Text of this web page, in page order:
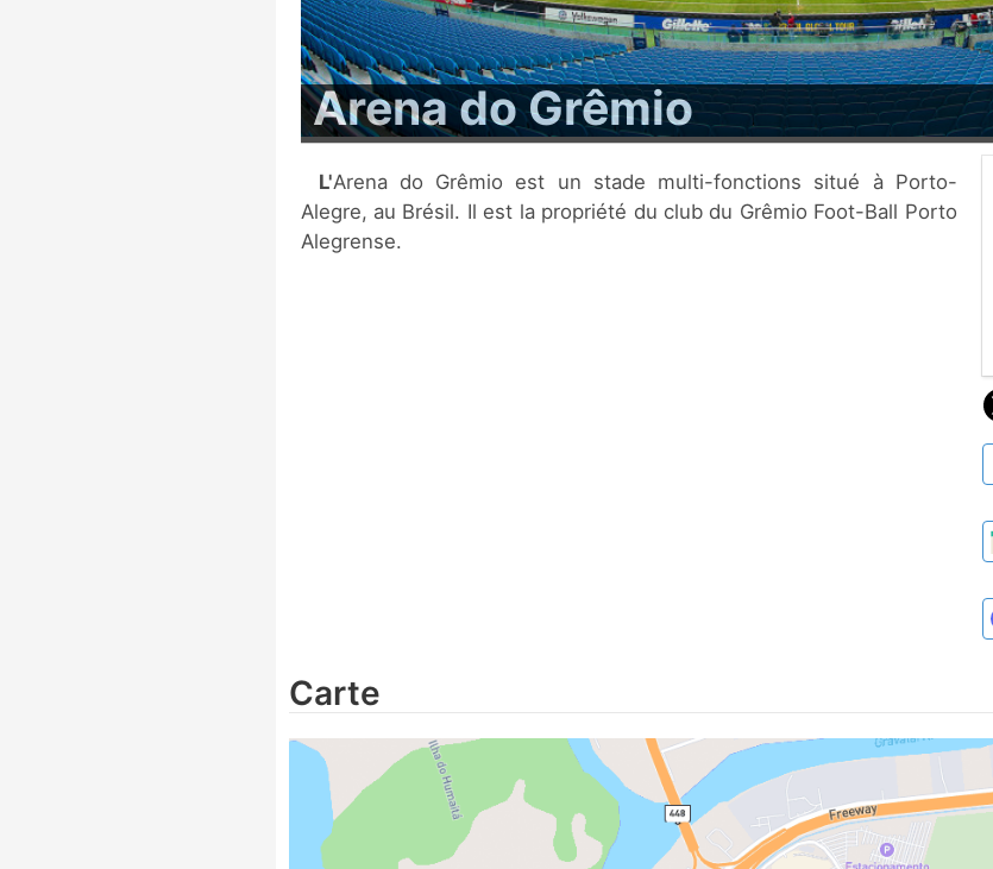
Arena do Grêmio
L'Arena do Grêmio est un stade multi-fonctions situé à Porto-
Alegre, au Brésil. Il est la propriété du club du Grêmio Foot-Ball Porto
Alegrense.
Carte